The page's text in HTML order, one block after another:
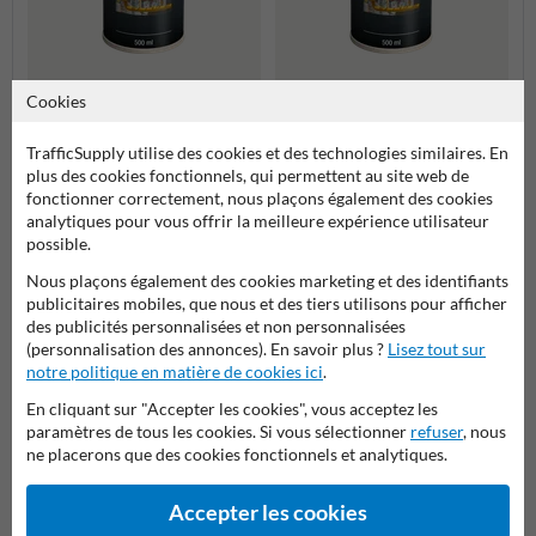
Plus de produits relatifs
Cookies
TrafficSupply utilise des cookies et des technologies similaires. En
plus des cookies fonctionnels, qui permettent au site web de
fonctionner correctement, nous plaçons également des cookies
analytiques pour vous offrir la meilleure expérience utilisateur
possible.
Nous plaçons également des cookies marketing et des identifiants
publicitaires mobiles, que nous et des tiers utilisons pour afficher
des publicités personnalisées et non personnalisées
(personnalisation des annonces). En savoir plus ? Lisez tout sur
notre politique en matière de cookies ici.
En cliquant sur "Accepter les cookies", vous acceptez les
paramètres de tous les cookies. Si vous sélectionner refuser, nous
ne placerons que des cookies fonctionnels et analytiques.
Accepter les cookies